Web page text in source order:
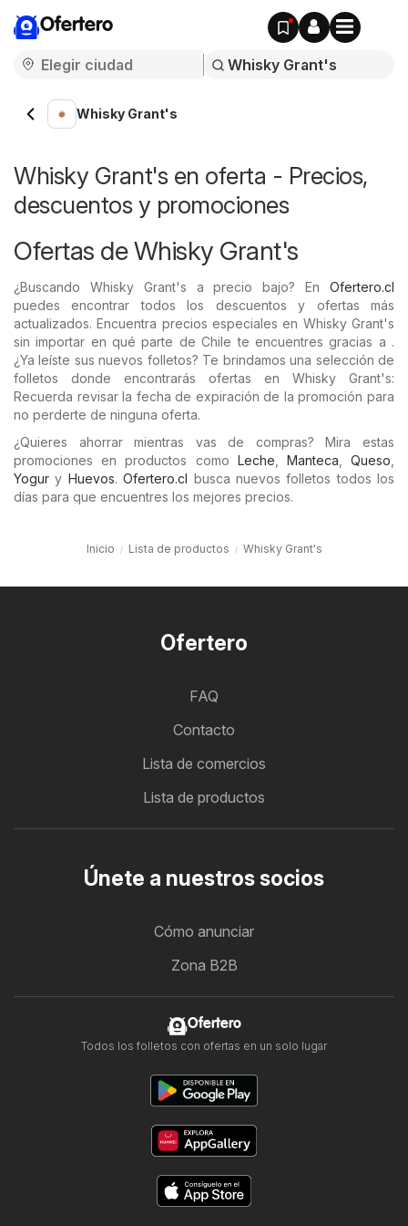
Ofertero
Whisky Grant's
Whisky Grant's en oferta - Precios,
descuentos y promociones
Ofertas de Whisky Grant's
¿Buscando Whisky Grant's a precio bajo? En Ofertero.cl
puedes encontrar todos los descuentos y ofertas más
actualizados. Encuentra precios especiales en Whisky Grant's
sin importar en qué parte de Chile te encuentres gracias a .
¿Ya leíste sus nuevos folletos? Te brindamos una selección de
folletos donde encontrarás ofertas en Whisky Grant's:
Recuerda revisar la fecha de expiración de la promoción para
no perderte de ninguna oferta.
¿Quieres ahorrar mientras vas de compras? Mira estas
promociones en productos como Leche Manteca ,Queso
Yogur y Huevos.Ofertero.cl busca nuevos folletos todos los
días para que encuentres los mejores precios.
Inicio Lista de productos Whisky Grant's
Ofertero
FAQ
Contacto
Lista de comercios
Lista de productos
Únete a nuestros socios
Cómo anunciar
Zona B2B
Ofertero
Todos los folletos con ofertas en un solo lugar